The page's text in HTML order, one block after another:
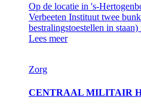
Op de locatie in 's-
Verbeeten Instituut twee
bestralingstoestellen in
Lees meer
Zorg
CENTRAAL MILITAIR